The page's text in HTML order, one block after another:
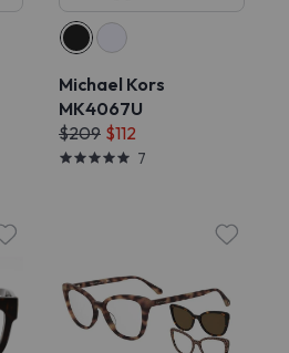
Michael Kors
MK4067U
$209 $112
7